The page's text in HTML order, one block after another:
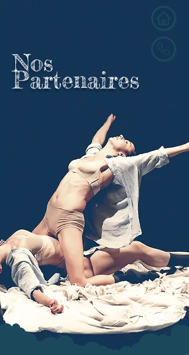
Partenaires
Nos